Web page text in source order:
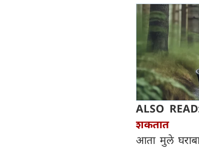
ALSO
शकतात
आता मुले